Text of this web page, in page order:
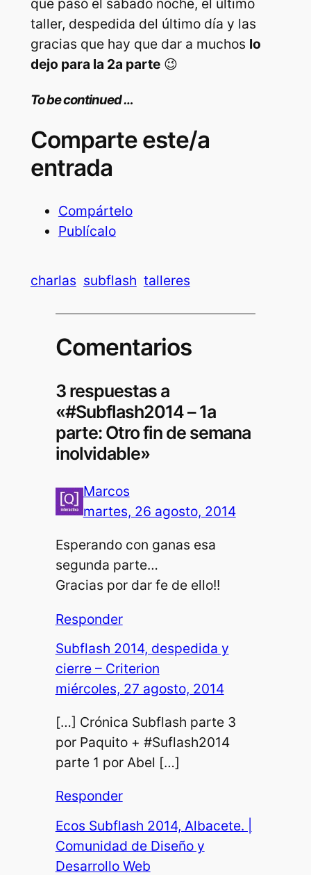
que pasó el sábado noche, el último
taller, despedida del último día y las
gracias que hay que dar a muchos lo
dejo para la 2a parte😉
To be continued …
Comparte este/a
entrada
Compártelo
Publícalo
charlas subflash talleres
Comentarios
3 respuestas a
«#Subflash2014 – 1a
parte: Otro fin de semana
inolvidable»
Marcos
martes, 26 agosto, 2014
Esperando con ganas esa
segunda parte…
Gracias por dar fe de ello!!
Responder
Subflash 2014, despedida y
cierre – Criterion
miércoles, 27 agosto, 2014
[…] Crónica Subflash parte 3
por Paquito + #Suflash2014
parte 1 por Abel […]
Responder
Ecos Subflash 2014, Albacete. |
Comunidad de Diseño y
Desarrollo Web